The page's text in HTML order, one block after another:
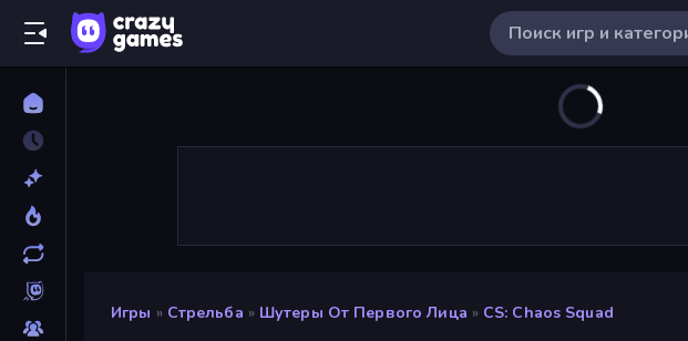
Игры » Стрельба » Шутеры От Первого Лица » CS: Chaos Squad